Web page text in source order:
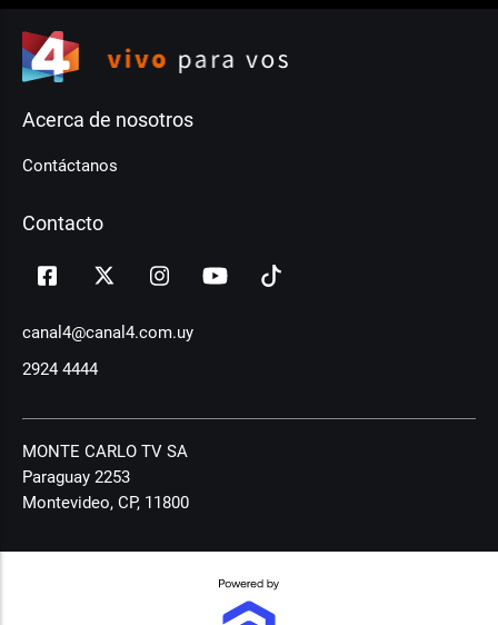
Acerca de nosotros
Contáctanos
Contacto
canal4@canal4.com.uy
2924 4444
MONTE CARLO TV SA
Paraguay 2253
Montevideo, CP, 11800